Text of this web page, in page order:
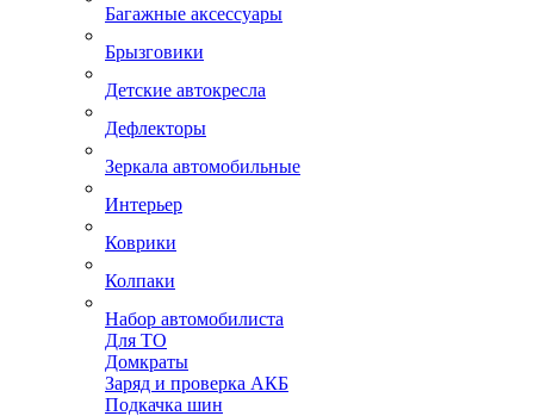
Багажные аксессуары
Брызговики
Детские автокресла
Дефлекторы
Зеркала автомобильные
Интерьер
Коврики
Колпаки
Набор автомобилиста
Для ТО
Домкраты
Заряд и проверка АКБ
Подкачка шин